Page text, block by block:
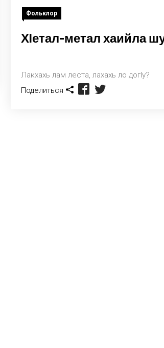
Фольклор
Хlетал-метал хаийла
Лакхахь лам леста, лахахь ло догlу?
Поделиться